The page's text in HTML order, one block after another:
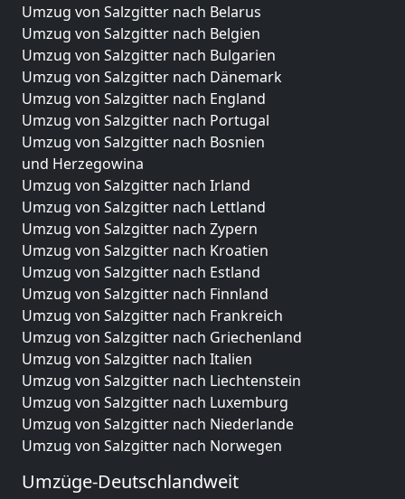
Umzug von Salzgitter nach Belarus
Umzug von Salzgitter nach Belgien
Umzug von Salzgitter nach Bulgarien
Umzug von Salzgitter nach Dänemark
Umzug von Salzgitter nach England
Umzug von Salzgitter nach Portugal
Umzug von Salzgitter nach Bosnien
und Herzegowina
Umzug von Salzgitter nach Irland
Umzug von Salzgitter nach Lettland
Umzug von Salzgitter nach Zypern
Umzug von Salzgitter nach Kroatien
Umzug von Salzgitter nach Estland
Umzug von Salzgitter nach Finnland
Umzug von Salzgitter nach Frankreich
Umzug von Salzgitter nach Griechenland
Umzug von Salzgitter nach Italien
Umzug von Salzgitter nach Liechtenstein
Umzug von Salzgitter nach Luxemburg
Umzug von Salzgitter nach Niederlande
Umzug von Salzgitter nach Norwegen
Umzüge-Deutschlandweit